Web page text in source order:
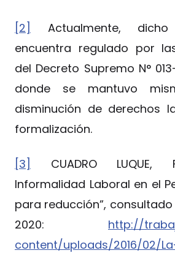
[2]
Actualmente,
encuentra regulado por
del Decreto Supremo N° 013-
donde se mantuvo
disminución de derechos
formalización.
[3]
CUADRO LUQUE,
Informalidad Laboral en el
para reducción”, consultado
2020: http://
content/uploads/2016/02/